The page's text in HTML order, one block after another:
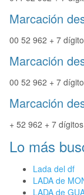
Marcación
00 52 962 + 7
Marcación
00 52 962 + 7
Marcación
+ 52 962 + 7
Lo más
Lada del df
LADA de
LADA de